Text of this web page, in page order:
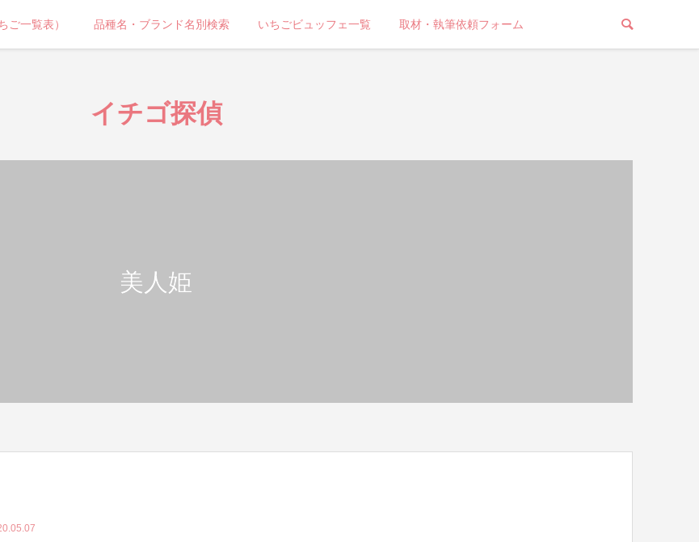
ご一覧表） 品種名・ブランド名別検索 いちごビュッフェ一覧 取材・執筆依頼フォーム
イチゴ探偵
美人姫